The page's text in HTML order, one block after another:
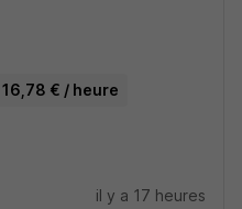
16,78 € / heure
il y a 17 heures